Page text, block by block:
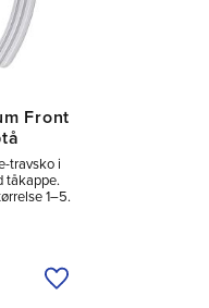
Front
travsko i
tåkappe.
1–5.
Tilføj til ønskeliste